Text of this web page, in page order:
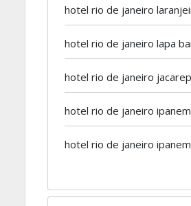
hotel rio de janeiro
hotel rio de janeiro lapa
hotel rio de janeiro
hotel rio de janeiro
hotel rio de janeiro